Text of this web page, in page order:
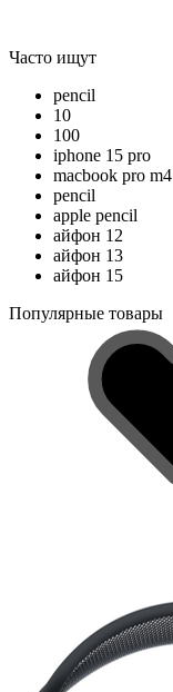
Часто ищут
pencil
10
100
iphone 15 pro
macbook pro m4
pencil
apple pencil
айфон 12
айфон 13
айфон 15
Популярные товары